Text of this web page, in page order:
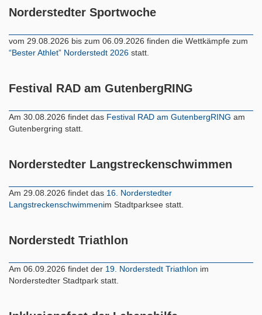
Norderstedter Sportwoche
vom 29.08.2026 bis zum 06.09.2026 finden die Wettkämpfe zum
“Bester Athlet” Norderstedt 2026 statt.
Festival RAD am GutenbergRING
Am 30.08.2026 findet das Festival RAD am GutenbergRING am
Gutenbergring statt.
Norderstedter Langstreckenschwimmen
Am 29.08.2026 findet das 16. Norderstedter
Langstreckenschwimmenim Stadtparksee statt.
Norderstedt Triathlon
Am 06.09.2026 findet der 19. Norderstedt Triathlon im
Norderstedter Stadtpark statt.